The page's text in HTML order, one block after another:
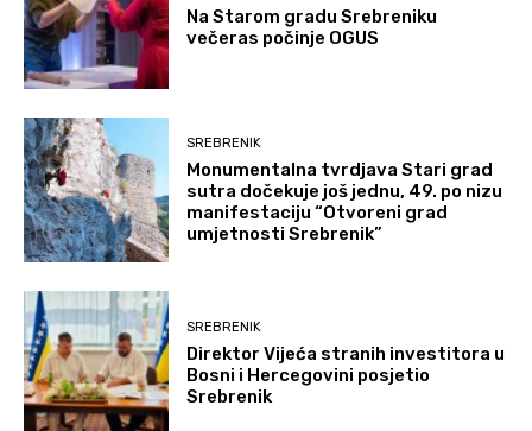
Na Starom gradu Srebreniku
večeras počinje OGUS
SREBRENIK
Monumentalna tvrdjava Stari grad
sutra dočekuje još jednu, 49. po nizu
manifestaciju “Otvoreni grad
umjetnosti Srebrenik”
SREBRENIK
Direktor Vijeća stranih investitora u
Bosni i Hercegovini posjetio
Srebrenik